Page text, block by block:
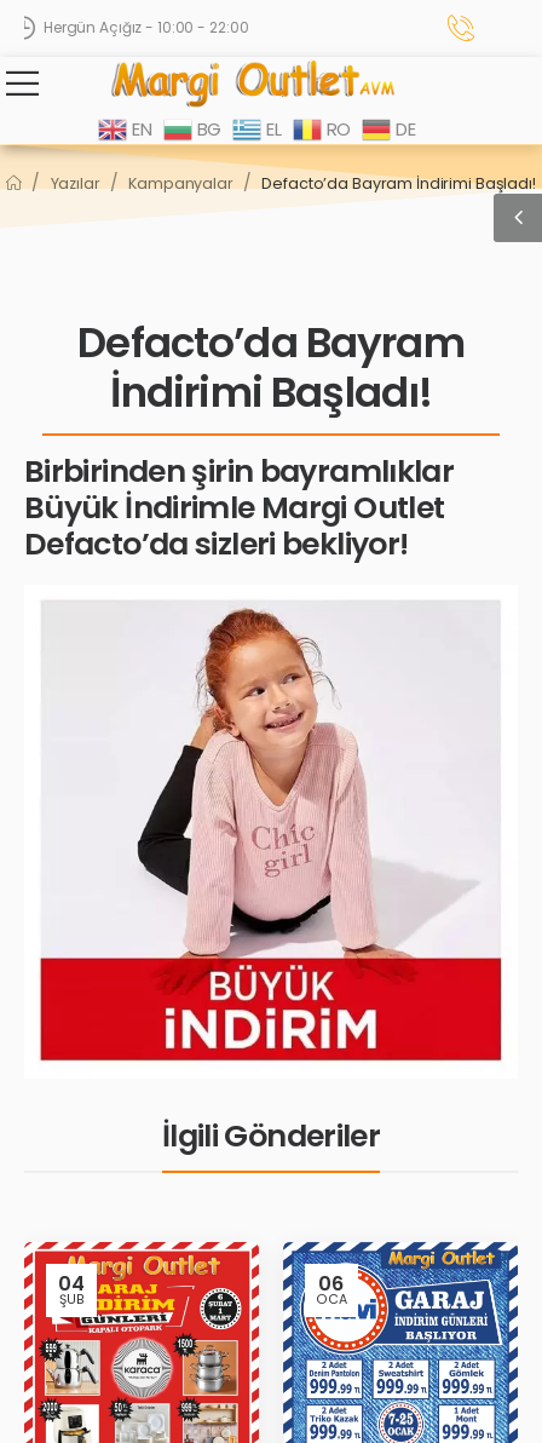
Hergün Açığız - 10:00 - 22:00
EN BG EL RO DE
/ Yazılar / Kampanyalar / Defacto’da Bayram İndirimi Başladı!
Defacto’da Bayram
İndirimi Başladı!
Birbirinden şirin bayramlıklar
Büyük İndirimle Margi Outlet
Defacto’da sizleri bekliyor!
İlgili Gönderiler
04
ŞUB
06
OCA